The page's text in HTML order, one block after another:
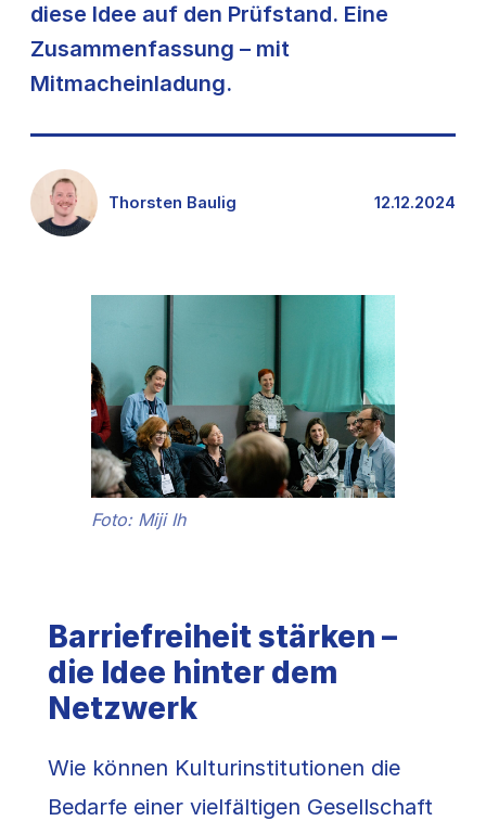
diese Idee auf den Prüfstand. Eine
Zusammenfassung – mit
Mitmacheinladung.
Thorsten Baulig 12.12.2024
Foto: Miji Ih
Barriefreiheit stärken –
die Idee hinter dem
Netzwerk
Wie können Kulturinstitutionen die
Bedarfe einer vielfältigen Gesellschaft